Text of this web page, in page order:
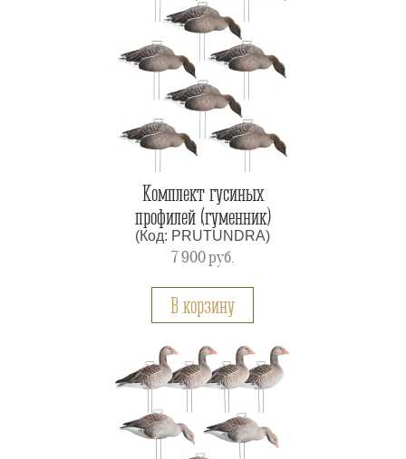
Комплект гусиных
профилей (гуменник)
(Код: PRUTUNDRA)
7 900руб.
В корзину